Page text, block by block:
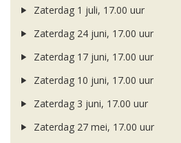
Zaterdag 1 juli, 17.00 uur
Zaterdag 24 juni, 17.00 uur
Zaterdag 17 juni, 17.00 uur
Zaterdag 10 juni, 17.00 uur
Zaterdag 3 juni, 17.00 uur
Zaterdag 27 mei, 17.00 uur